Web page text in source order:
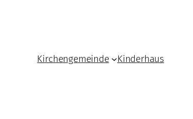
Kirchengemeinde Kinderhaus